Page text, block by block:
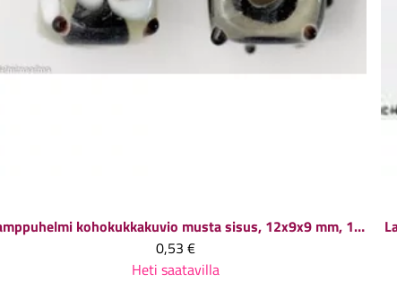
Lamppuhelmi kohokukkakuvio musta sisus, 12x9x9 mm, 1 kpl
0,53 €
Heti saatavilla